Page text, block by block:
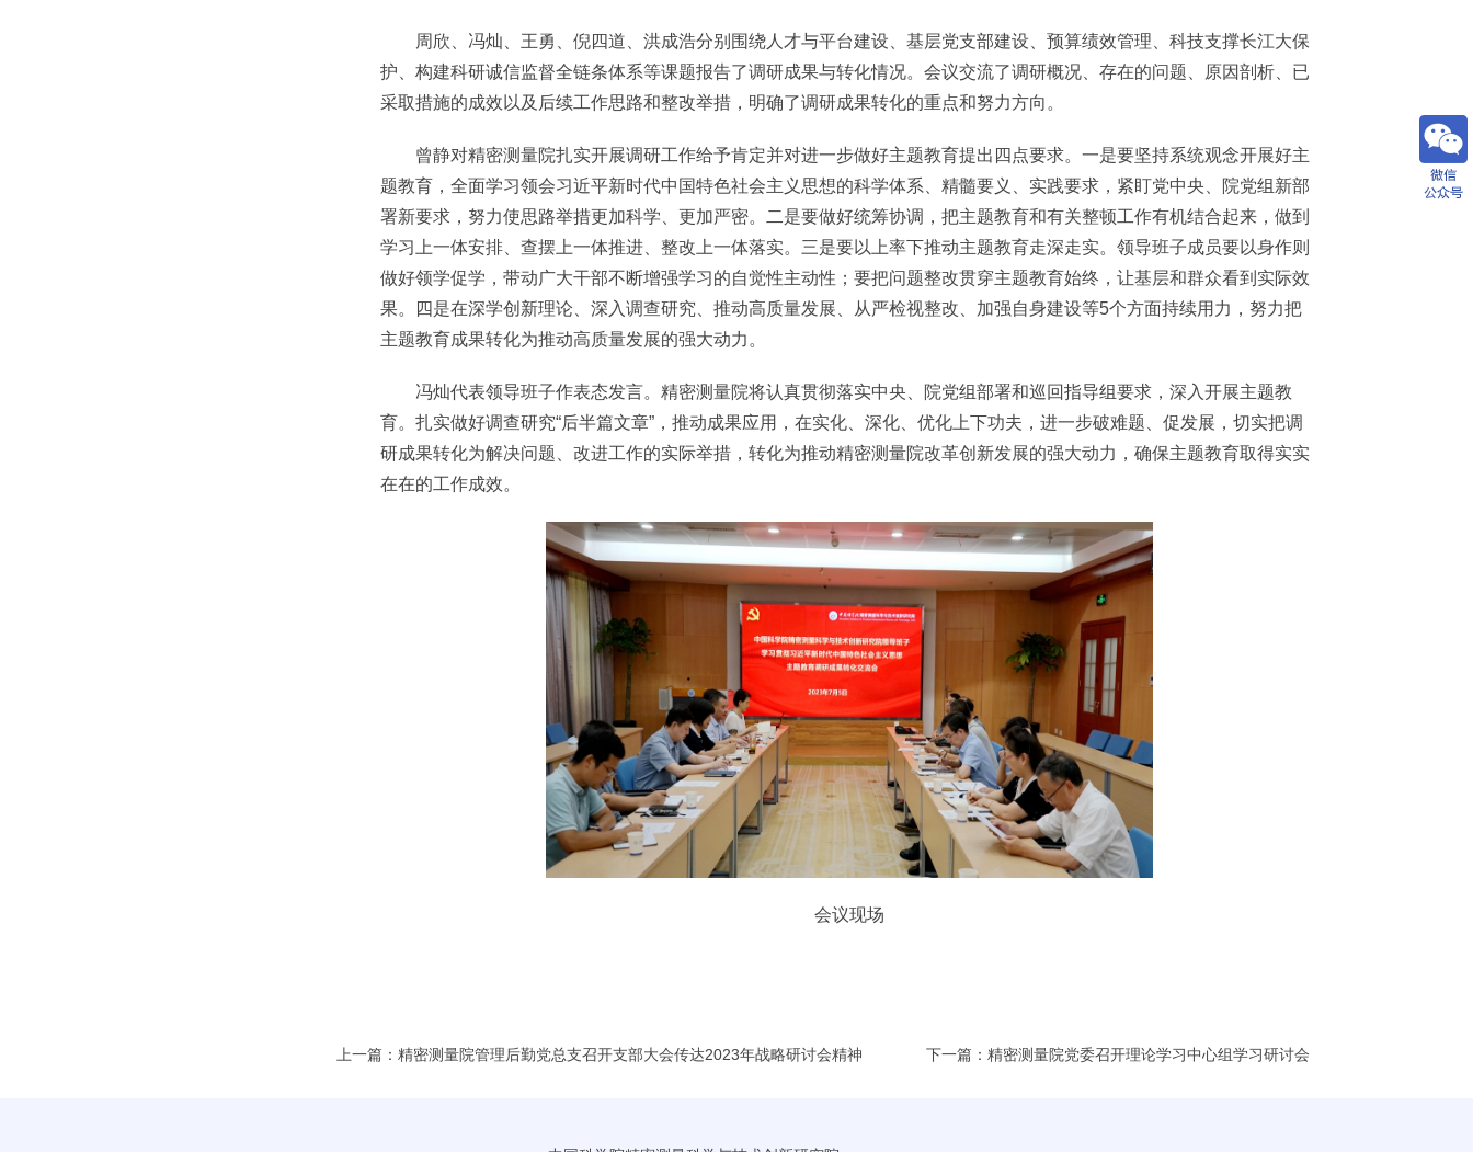
周欣、冯灿、王勇、倪四道、洪成浩分别围绕人才与平台建设、基层党支部建设、预算绩效管理、科技支撑长江大保
护、构建科研诚信监督全链条体系等课题报告了调研成果与转化情况。会议交流了调研概况、存在的问题、原因剖析、已
采取措施的成效以及后续工作思路和整改举措，明确了调研成果转化的重点和努力方向。
曾静对精密测量院扎实开展调研工作给予肯定并对进一步做好主题教育提出四点要求。一是要坚持系统观念开展好主
题教育，全面学习领会习近平新时代中国特色社会主义思想的科学体系、精髓要义、实践要求，紧盯党中央、院党组新部
署新要求，努力使思路举措更加科学、更加严密。二是要做好统筹协调，把主题教育和有关整顿工作有机结合起来，做到
学习上一体安排、查摆上一体推进、整改上一体落实。三是要以上率下推动主题教育走深走实。领导班子成员要以身作则
做好领学促学，带动广大干部不断增强学习的自觉性主动性；要把问题整改贯穿主题教育始终，让基层和群众看到实际效
果。四是在深学创新理论、深入调查研究、推动高质量发展、从严检视整改、加强自身建设等5个方面持续用力，努力把
主题教育成果转化为推动高质量发展的强大动力。
冯灿代表领导班子作表态发言。精密测量院将认真贯彻落实中央、院党组部署和巡回指导组要求，深入开展主题教
育。扎实做好调查研究“后半篇文章”，推动成果应用，在实化、深化、优化上下功夫，进一步破难题、促发展，切实把调
研成果转化为解决问题、改进工作的实际举措，转化为推动精密测量院改革创新发展的强大动力，确保主题教育取得实实
在在的工作成效。
会议现场
上一篇：精密测量院管理后勤党总支召开支部大会传达2023年战略研讨会精神 下一篇：精密测量院党委召开理论学习中心组学习研讨会